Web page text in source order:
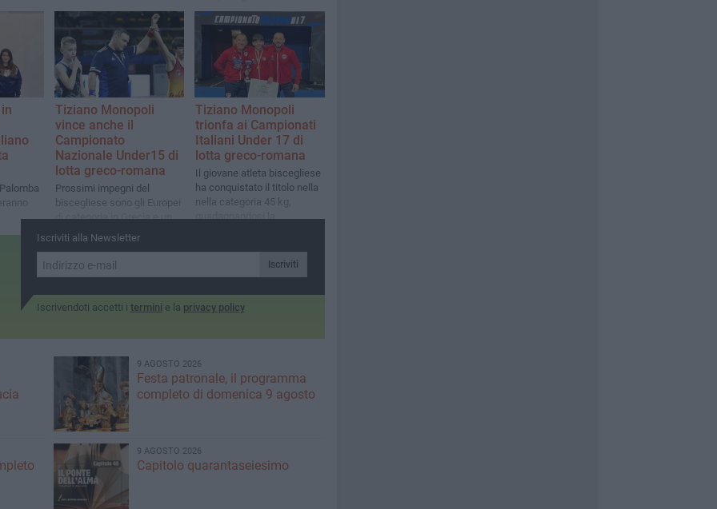
giornata di sport e
formazione
Tiziano Monopoli
vince anche il
Campionato
Nazionale Under15 di
lotta greco-romana
Prossimi impegni del
biscegliese sono gli Europei
di categoria in Grecia e un
torneo in Olanda
Tiziano Monopoli
trionfa ai Campionati
Italiani Under 17 di
lotta greco-romana
Il giovane atleta biscegliese
ha conquistato il titolo nella
nella categoria 45 kg,
guadagnandosi la
Iscriviti alla Newsletter
Iscriviti
Iscrivendoti accetti i termini e la privacy policy
9 AGOSTO 2026
Festa patronale, il programma
completo di domenica 9 agosto
9 AGOSTO 2026
Capitolo quarantaseiesimo